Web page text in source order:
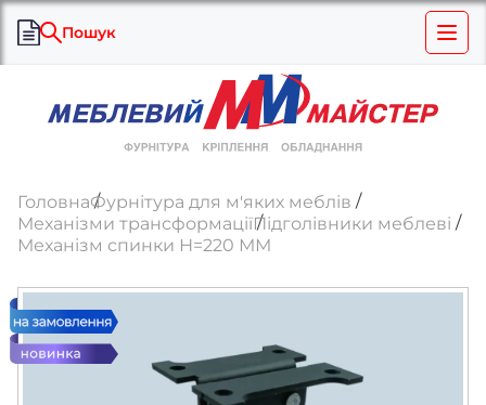
Пошук
ГоловнаФурнітура для м'яких меблів
Механізми трансформаціїПідголівники меблеві
Механізм спинки Н=220 ММ